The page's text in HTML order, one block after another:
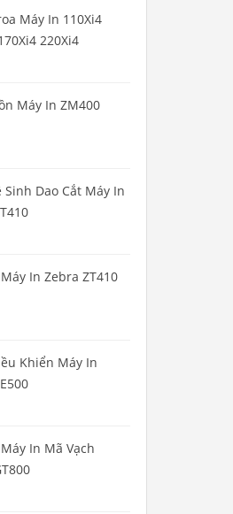
Máy In 110Xi4
220Xi4
Máy In ZM400
Sinh Dao Cắt Máy In
In Zebra ZT410
Khiển Máy In
In Mã Vạch